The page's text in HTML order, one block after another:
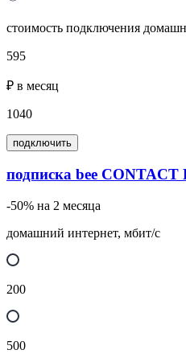
стоимость подключения
595
₽ в месяц
1040
подключить
подписка bee CONTACT
-50% на 2 месяца
домашний интернет, мбит/с
200
500